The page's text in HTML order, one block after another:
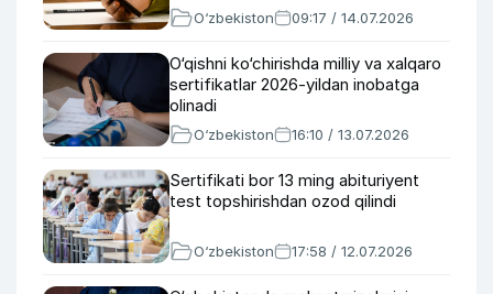
O‘zbekiston 09:17 / 14.07.2026
O‘qishni ko‘chirishda milliy va xalqaro
sertifikatlar 2026-yildan inobatga
olinadi
O‘zbekiston 16:10 / 13.07.2026
Sertifikati bor 13 ming abituriyent
test topshirishdan ozod qilindi
O‘zbekiston 17:58 / 12.07.2026